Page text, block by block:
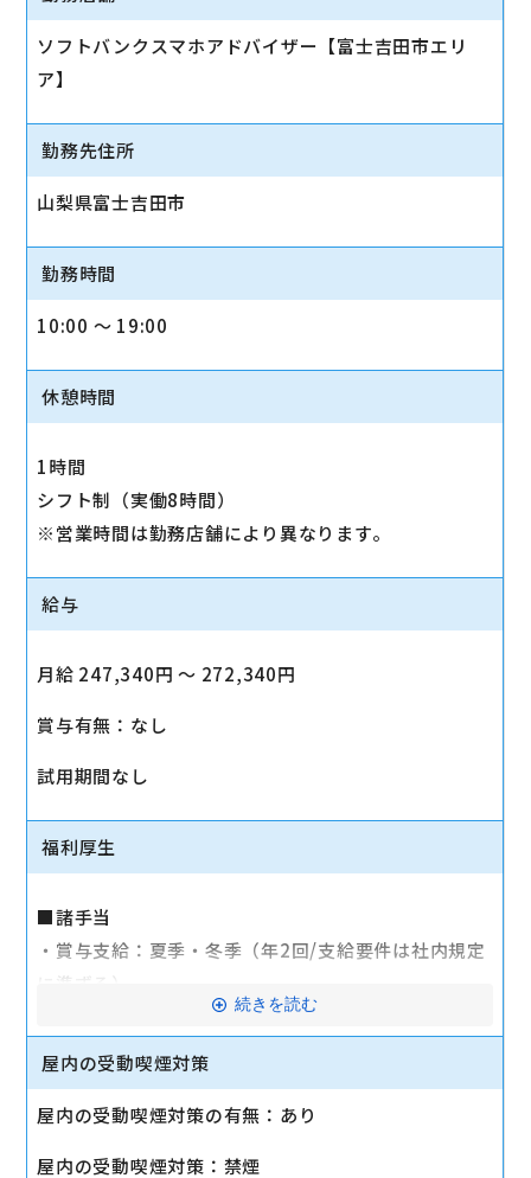
ソフトバンクスマホアドバイザー【富士吉田市エリ
ア】
勤務先住所
山梨県富士吉田市
勤務時間
10:00 〜 19:00
休憩時間
1時間
シフト制（実働8時間）
※営業時間は勤務店舗により異なります。
給与
月給 247,340円 〜 272,340円
賞与有無：なし
試用期間なし
福利厚生
■諸手当
・賞与支給：夏季・冬季（年2回/支給要件は社内規定
に準ずる）
・時間外手当あり（平均残業時間：10h/月）
・通勤手当支給（規定あり）
災保険）
続きを読む
屋内の受動喫煙対策
屋内の受動喫煙対策の有無：あり
屋内の受動喫煙対策：禁煙